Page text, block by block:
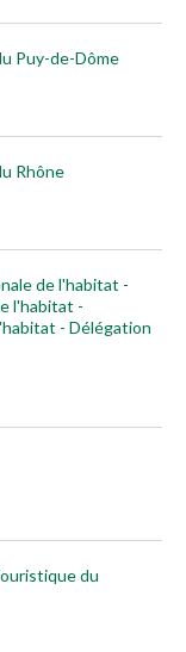
Puy-de-Dôme
Rhône
de l'habitat -
l'habitat -
- Délégation
du